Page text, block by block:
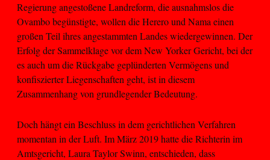
Regierung angestoßene Landreform, die ausnahmslos die
Ovambo begünstigte, wollen die Herero und Nama einen
großen Teil ihres angestammten Landes wiedergewinnen. Der
Erfolg der Sammelklage vor dem New Yorker Gericht, bei der
es auch um die Rückgabe geplünderten Vermögens und
konfiszierter Liegenschaften geht, ist in diesem
Zusammenhang von grundlegender Bedeutung.
Doch hängt ein Beschluss in dem gerichtlichen Verfahren
momentan in der Luft. Im März 2019 hatte die Richterin im
Amtsgericht, Laura Taylor Swinn, entschieden, dass